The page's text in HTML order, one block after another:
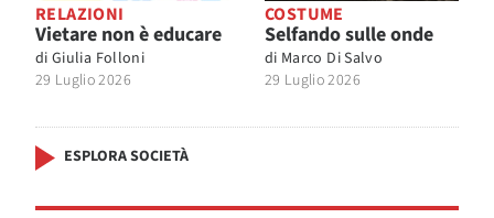
RELAZIONI
Vietare non è educare
di Giulia Folloni
29 Luglio 2026
COSTUME
Selfando sulle onde
di Marco Di Salvo
29 Luglio 2026
ESPLORA SOCIETÀ